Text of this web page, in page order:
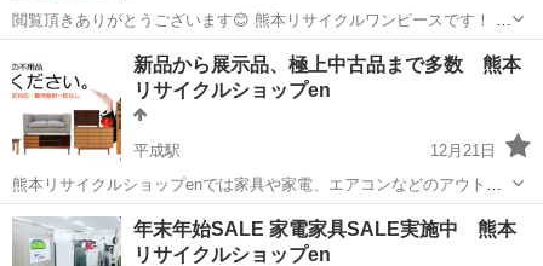
閲覧頂きありがとうございます😊 熊本リサイクルワンピースです！ 昭
和レトロ品・レコード・ヴィンテージ品 揃えております😄 コレクショ
ンやインテリアに最適✨ 部屋の模様替えにいかがですか？(*^^*) 買取
も大歓迎！！ ...
熊本市 武蔵塚駅 リサイクルショップ 買取
新品から展示品、極上中古品まで多数 熊本
リサイクルショップen
平成駅
12月21日
熊本リサイクルショップenでは家具や家電、エアコンなどのアウトレ
ット、新品、中古品を厳選したセレクトでお安く販売しております。
https://www.google.co.jp/amp/s/s.ekiten.jp/shop_...
熊本 熊本市 平成駅 リサイクルショップ 無料
年末年始SALE 家電家具SALE実施中 熊本
リサイクルショップen